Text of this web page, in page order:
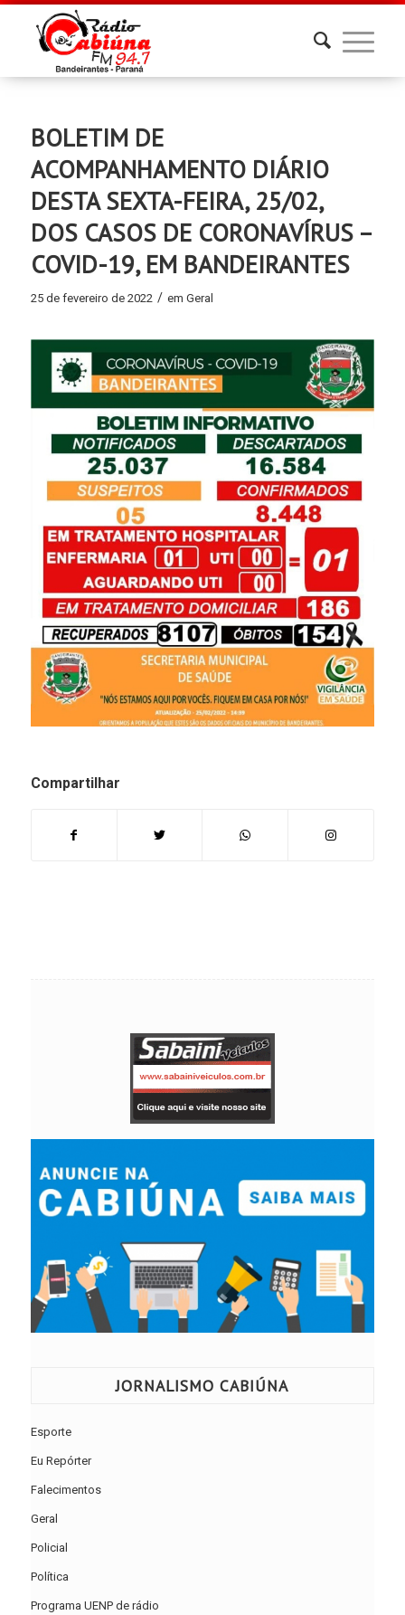
BOLETIM DE
ACOMPANHAMENTO DIÁRIO
DESTA SEXTA-FEIRA, 25/02,
DOS CASOS DE CORONAVÍRUS –
COVID-19, EM BANDEIRANTES
25 de fevereiro de 2022 / em Geral
Compartilhar
JORNALISMO CABIÚNA
Esporte
Eu Repórter
Falecimentos
Geral
Policial
Política
Programa UENP de rádio